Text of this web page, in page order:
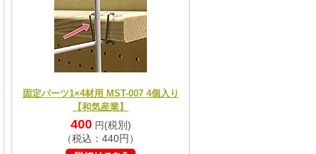
固定パーツ1×4材用 MST-007 4個入り
【和気産業】
400円 (税別)
（税込：440円）